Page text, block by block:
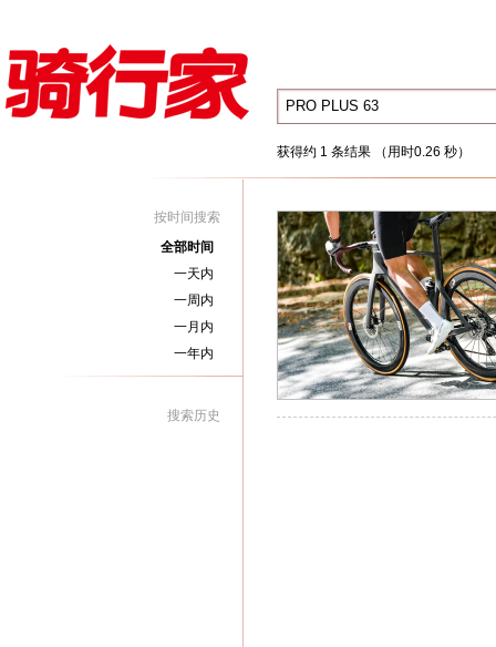
获得约 1 条结果 （用时0.26 秒）
按时间搜索
全部时间
一天内
一周内
一月内
一年内
搜索历史